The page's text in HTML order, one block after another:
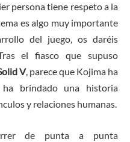
persona tiene respeto a la
es algo muy importante
del juego, os daréis
el fiasco que supuso
V, parece que Kojima ha
brindado una historia
y relaciones humanas.
de punta a punta